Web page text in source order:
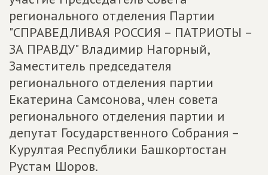
регионального отделения Партии
"СПРАВЕДЛИВАЯ РОССИЯ – ПАТРИОТЫ –
ЗА ПРАВДУ" Владимир Нагорный,
Заместитель председателя
регионального отделения партии
Екатерина Самсонова, член совета
регионального отделения партии и
депутат Государственного Собрания –
Курултая Республики Башкортостан
Рустам Шоров.